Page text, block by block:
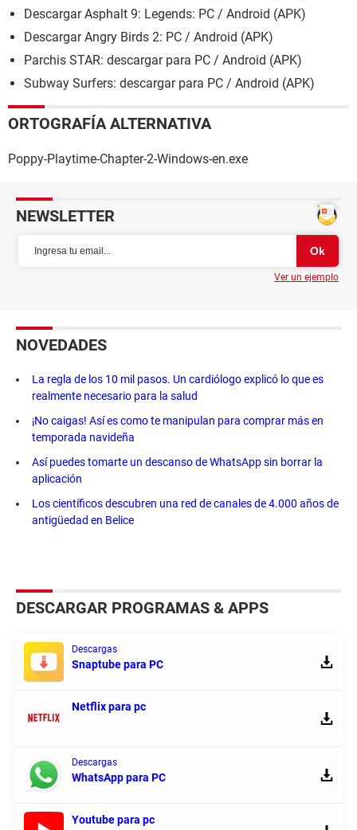
Descargar Asphalt 9: Legends: PC / Android (APK)
Descargar Angry Birds 2: PC / Android (APK)
Parchis STAR: descargar para PC / Android (APK)
Subway Surfers: descargar para PC / Android (APK)
ORTOGRAFÍA ALTERNATIVA
Poppy-Playtime-Chapter-2-Windows-en.exe
NEWSLETTER
Ver un ejemplo
NOVEDADES
La regla de los 10 mil pasos. Un cardiólogo explicó lo que es
realmente necesario para la salud
¡No caigas! Así es como te manipulan para comprar más en
temporada navideña
Así puedes tomarte un descanso de WhatsApp sin borrar la
aplicación
Los científicos descubren una red de canales de 4.000 años de
antigüedad en Belice
DESCARGAR PROGRAMAS & APPS
Descargas
Snaptube para PC
Netflix para pc
Descargas
WhatsApp para PC
Youtube para pc